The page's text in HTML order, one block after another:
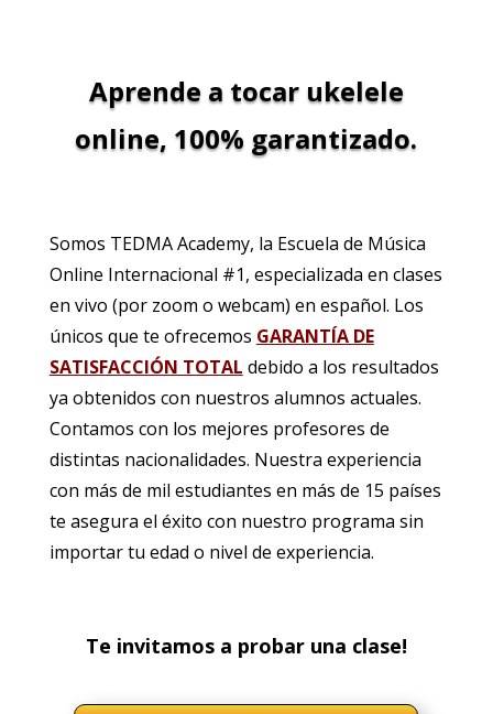
Aprende a tocar ukelele
online, 100% garantizado.
Somos TEDMA Academy, la Escuela de Música
Online Internacional #1, especializada en clases
en vivo (por zoom o webcam) en español. Los
únicos que te ofrecemos GARANTÍA DE
SATISFACCIÓN TOTAL debido a los resultados
ya obtenidos con nuestros alumnos actuales.
Contamos con los mejores profesores de
distintas nacionalidades. Nuestra experiencia
con más de mil estudiantes en más de 15 países
te asegura el éxito con nuestro programa sin
importar tu edad o nivel de experiencia.
Te invitamos a probar una clase!